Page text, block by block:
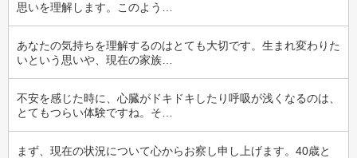
思いを理解します。このよう…
あなたの気持ちを理解するのはとても大切です。生まれ変わりた
いという思いや、現在の家族…
不安を感じた時に、心臓がドキドキしたり呼吸が浅くなるのは、
とてもつらい体験ですね。そ…
まず、現在の状況について心からお察し申し上げます。40歳と